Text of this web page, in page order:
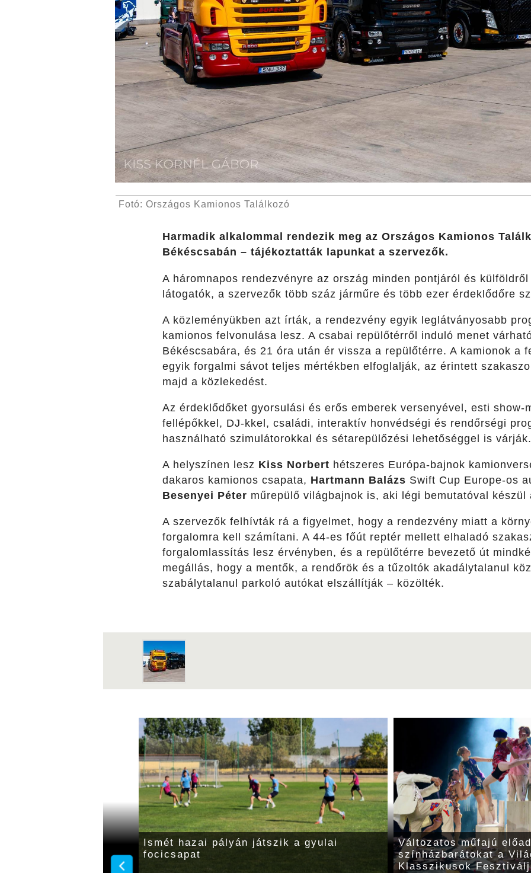
Fotó: Országos Kamionos Találkozó
Harmadik alkalommal rendezik meg az Országos Kamionos
Békéscsabán – tájékoztatták lapunkat a szervezők.
A háromnapos rendezvényre az ország minden pontjáról és
látogatók, a szervezők több száz járműre és több ezer érdeklődőre
A közleményükben azt írták, a rendezvény egyik leglátványosabb
kamionos felvonulása lesz. A csabai repülőtérről induló menet
Békéscsabára, és 21 óra után ér vissza a repülőtérre. A kamionok a
egyik forgalmi sávot teljes mértékben elfoglalják, az érintett
majd a közlekedést.
Az érdeklődőket gyorsulási és erős emberek versenyével, esti show-
fellépőkkel, DJ-kkel, családi, interaktív honvédségi és rendőrségi
használható szimulátorokkal és sétarepülőzési lehetőséggel is várják.
A helyszínen lesz Kiss Norbert hétszeres Európa-bajnok
dakaros kamionos csapata, Hartmann Balázs Swift Cup Europe-os
Besenyei Péter műrepülő világbajnok is, aki légi bemutatóval készül
A szervezők felhívták rá a figyelmet, hogy a rendezvény miatt a
forgalomra kell számítani. A 44-es főút reptér mellett elhaladó
forgalomlassítás lesz érvényben, és a repülőtérre bevezető út
megállás, hogy a mentők, a rendőrök és a tűzoltók akadálytalanul
szabálytalanul parkoló autókat elszállítják – közölték.
Ismét hazai pályán játszik a gyulai
focicsapat
Változatos műfajú
színházbarátokat a
Klasszikusok